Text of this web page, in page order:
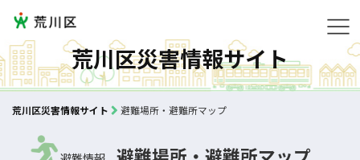
荒川区災害情報サイト
荒川区災害情報サイト 避難場所・避難所マップ